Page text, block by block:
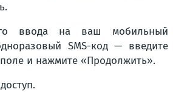
ввода на ваш мобильный
SMS-код — введите
и нажмите «Продолжить».